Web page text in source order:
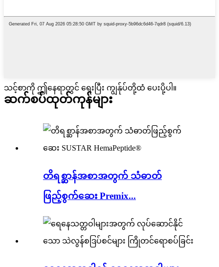
သင့်စာကို ဤနေရာတွင် ရေးပြီး ကျွန်ုပ်တို့ထံ ပေးပို့ပါ။
ဆက်စပ်ထုတ်ကုန်များ
တိရစ္ဆာန်အစာအတွက် သံဓာတ်
ဖြည့်စွက်ဆေး Premix...